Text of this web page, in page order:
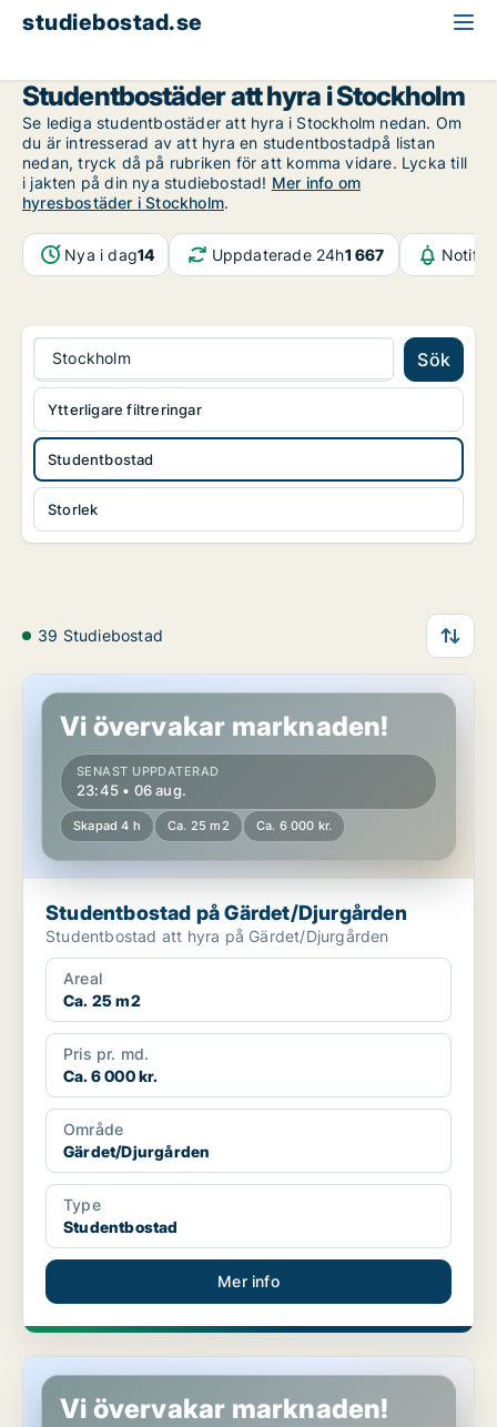
studiebostad.se
Studentbostäder att hyra i Stockholm
Se lediga studentbostäder att hyra i Stockholm nedan. Om
du är intresserad av att hyra en studentbostadpå listan
nedan, tryck då på rubriken för att komma vidare. Lycka till
i jakten på din nya studiebostad! Mer info om
hyresbostäder i Stockholm.
Nya i dag14 Uppdaterade 24h1 667
Stockholm Sök
Studentbostad
Storlek
Ytterligare filtreringar
39 Studiebostad
Studentbostad på Gärdet/Djurgården
Vi övervakar marknaden!
SENAST UPPDATERAD
23:45 • 06 aug.
Skapad 4 h Ca. 25 m2 Ca. 6 000 kr.
Studentbostad på Gärdet/Djurgården
Studentbostad att hyra på Gärdet/Djurgården
Areal
Ca. 25 m2
Pris pr. md.
Ca. 6 000 kr.
Område
Gärdet/Djurgården
Type
Studentbostad
Mer info
Studentbostad på Östermalm
Vi övervakar marknaden!